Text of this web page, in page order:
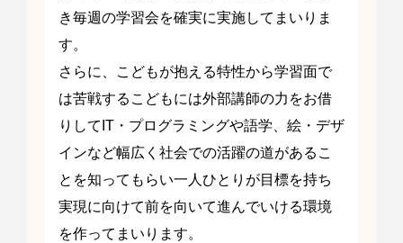
き毎週の学習会を確実に実施してまいりま
す。
さらに、こどもが抱える特性から学習面で
は苦戦するこどもには外部講師の力をお借
りしてIT・プログラミングや語学、絵・デザ
インなど幅広く社会での活躍の道があるこ
とを知ってもらい一人ひとりが目標を持ち
実現に向けて前を向いて進んでいける環境
を作ってまいります。